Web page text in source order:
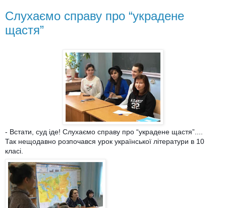
Слухаємо справу про “украдене
щастя”
- Встати, суд іде! Слухаємо справу про “украдене щастя”....
Так нещодавно розпочався урок української літератури в 10
класі.